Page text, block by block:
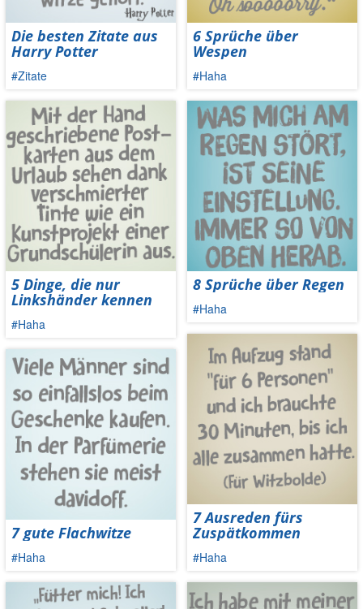
Die besten Zitate aus
Harry Potter
#Zitate
5 Dinge, die nur
Linkshänder kennen
#Haha
7 gute Flachwitze
#Haha
6 Sprüche über
Wespen
#Haha
8 Sprüche über Regen
#Haha
7 Ausreden fürs
Zuspätkommen
#Haha